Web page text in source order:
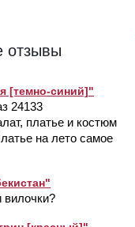
отзывы
[темно-синий]"
24133
платье и костюм
на лето самое
вилочки?